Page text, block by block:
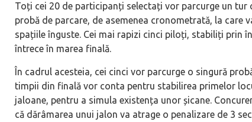
Toți cei 20 de participanți selectați vor parcurge un
probă de parcare, de asemenea cronometrată, la care
spațiile înguste. Cei mai rapizi cinci piloți, stabiliți prin
întrece în marea finală.
În cadrul acesteia, cei cinci vor parcurge o singură
timpii din finală vor conta pentru stabilirea primelor
jaloane, pentru a simula existența unor șicane.
că dărâmarea unui jalon va atrage o penalizare de 3
Versiune MINI Countryman încă nelansată oficial, dată
pe mâna fetelor în competiția off-road Rebelle Rally
Pentru cine știe
Blackbird va
altfel!